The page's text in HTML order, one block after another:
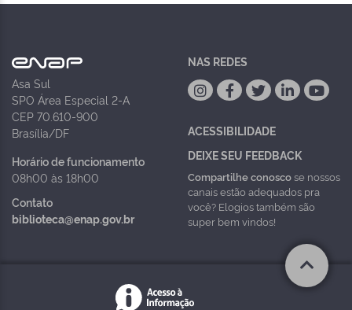
Asa Sul
SPO Área Especial 2-A
CEP 70.610-900
Brasília/DF
Horário de funcionamento
08h00 às 18h00
Contato
biblioteca@enap.gov.br
NAS REDES
ACESSIBILIDADE
DEIXE SEU FEEDBACK
Compartilhe conoscose nossos
canais estão adequados pra
você? Elogios também são
super bem vindos!